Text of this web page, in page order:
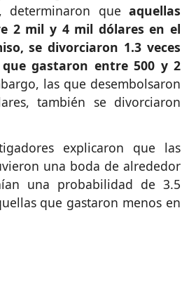
determinaron que aquellas
2 mil y 4 mil dólares en el
se divorciaron 1.3 veces
gastaron entre 500 y 2
las que desembolsaron
también se divorciaron
explicaron que las
una boda de alrededor
una probabilidad de 3.5
que gastaron menos en